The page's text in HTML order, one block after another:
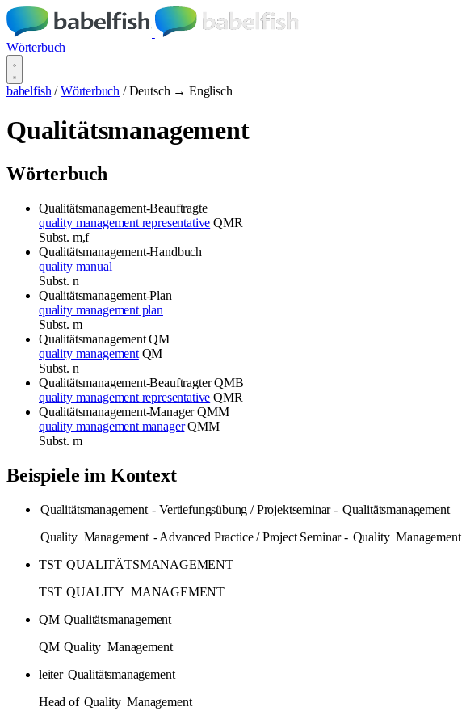
Wörterbuch
babelfish / Wörterbuch / Deutsch → Englisch
Qualitätsmanagement
Wörterbuch
Qualitätsmanagement-Beauftragte
quality management representative QMR
Subst. m,f
Qualitätsmanagement-Handbuch
quality manual
Subst. n
Qualitätsmanagement-Plan
quality management plan
Subst. m
Qualitätsmanagement QM
quality management QM
Subst. n
Qualitätsmanagement-Beauftragter QMB
quality management representative QMR
Qualitätsmanagement-Manager QMM
quality management manager QMM
Subst. m
Beispiele im Kontext
Qualitätsmanagement - Vertiefungsübung / Projektseminar - Qualitätsmanagement
Quality Management - Advanced Practice / Project Seminar - Quality Management
TST QUALITÄTSMANAGEMENT
TST QUALITY MANAGEMENT
QM Qualitätsmanagement
QM Quality Management
leiter Qualitätsmanagement
Head of Quality Management